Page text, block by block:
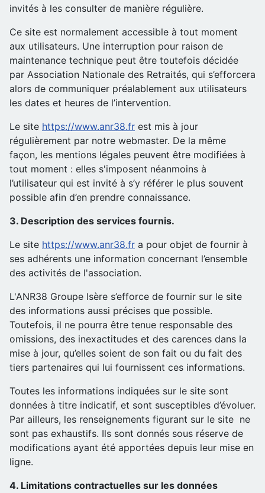
invités à les consulter de manière régulière.
Ce site est normalement accessible à tout moment
aux utilisateurs. Une interruption pour raison de
maintenance technique peut être toutefois décidée
par Association Nationale des Retraités, qui s’efforcera
alors de communiquer préalablement aux utilisateurs
les dates et heures de l’intervention.
Le site https://www.anr38.fr est mis à jour
régulièrement par notre webmaster. De la même
façon, les mentions légales peuvent être modifiées à
tout moment : elles s'imposent néanmoins à
l’utilisateur qui est invité à s’y référer le plus souvent
possible afin d’en prendre connaissance.
3. Description des services fournis.
Le site https://www.anr38.fr a pour objet de fournir à
ses adhérents une information concernant l’ensemble
des activités de l'association.
L'ANR38 Groupe Isère s’efforce de fournir sur le site
des informations aussi précises que possible.
Toutefois, il ne pourra être tenue responsable des
omissions, des inexactitudes et des carences dans la
mise à jour, qu’elles soient de son fait ou du fait des
tiers partenaires qui lui fournissent ces informations.
Toutes les informations indiquées sur le site sont
données à titre indicatif, et sont susceptibles d’évoluer.
Par ailleurs, les renseignements figurant sur le site ne
sont pas exhaustifs. Ils sont donnés sous réserve de
modifications ayant été apportées depuis leur mise en
ligne.
4. Limitations contractuelles sur les données